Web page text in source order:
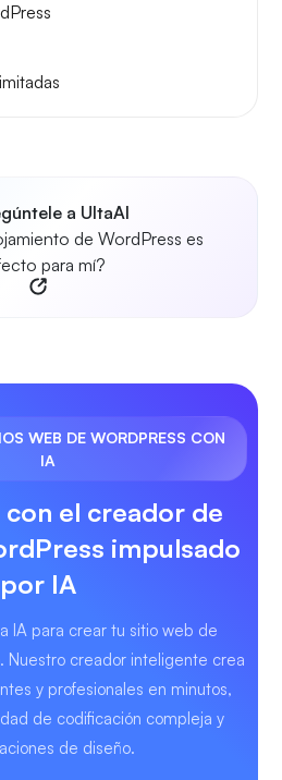
a UltaAI
de WordPress es
para mí?
WEB DE WORDPRESS CON
IA
el creador de
impulsado
por IA
IA para crear tu sitio web de
Nuestro creador inteligente crea
y profesionales en minutos,
de codificación compleja y
de diseño.